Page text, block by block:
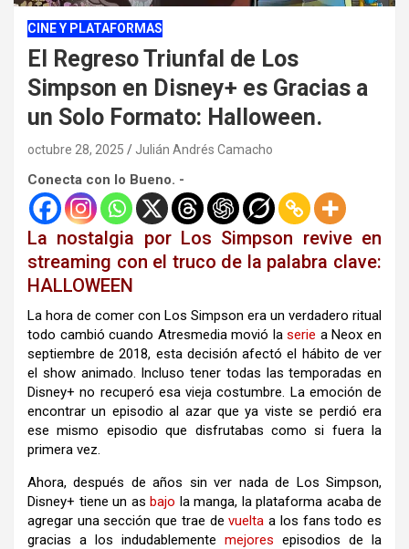
CINE Y PLATAFORMAS
El Regreso Triunfal de Los
Simpson en Disney+ es Gracias a
un Solo Formato: Halloween.
octubre 28, 2025 Julián Andrés Camacho
Conecta con lo Bueno. -
La nostalgia por Los Simpson revive en
streaming con el truco de la palabra clave:
HALLOWEEN
La hora de comer con Los Simpson era un verdadero ritual
todo cambió cuando Atresmedia movió laserie a Neox en
septiembre de 2018, esta decisión afectó el hábito de ver
el show animado. Incluso tener todas las temporadas en
Disney+ no recuperó esa vieja costumbre. La emoción de
encontrar un episodio al azar que ya viste se perdió era
ese mismo episodio que disfrutabas como si fuera la
primera vez.
Ahora, después de años sin ver nada de Los Simpson,
Disney+ tiene un as bajo la manga, la plataforma acaba de
agregar una sección que trae devuelta a los fans todo es
gracias a los indudablemente mejores episodios de la